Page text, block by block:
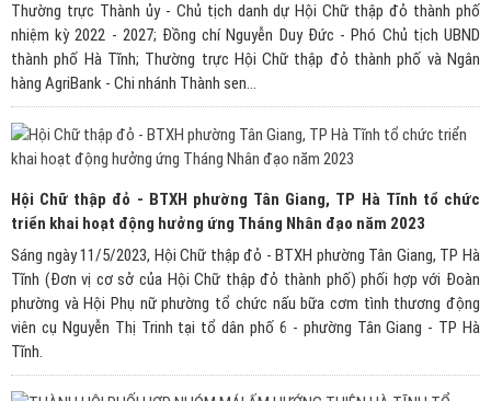
Thường trực Thành ủy - Chủ tịch danh dự Hội Chữ thập đỏ thành phố
nhiệm kỳ 2022 - 2027; Đồng chí Nguyễn Duy Đức - Phó Chủ tịch UBND
thành phố Hà Tĩnh; Thường trực Hội Chữ thập đỏ thành phố và Ngân
hàng AgriBank - Chi nhánh Thành sen...
Hội Chữ thập đỏ - BTXH phường Tân Giang, TP Hà Tĩnh tổ chức
triển khai hoạt động hưởng ứng Tháng Nhân đạo năm 2023
Sáng ngày 11/5/2023, Hội Chữ thập đỏ - BTXH phường Tân Giang, TP Hà
Tĩnh (Đơn vị cơ sở của Hội Chữ thập đỏ thành phố) phối hợp với Đoàn
phường và Hội Phụ nữ phường tổ chức nấu bữa cơm tình thương động
viên cụ Nguyễn Thị Trinh tại tổ dân phố 6 - phường Tân Giang - TP Hà
Tĩnh.